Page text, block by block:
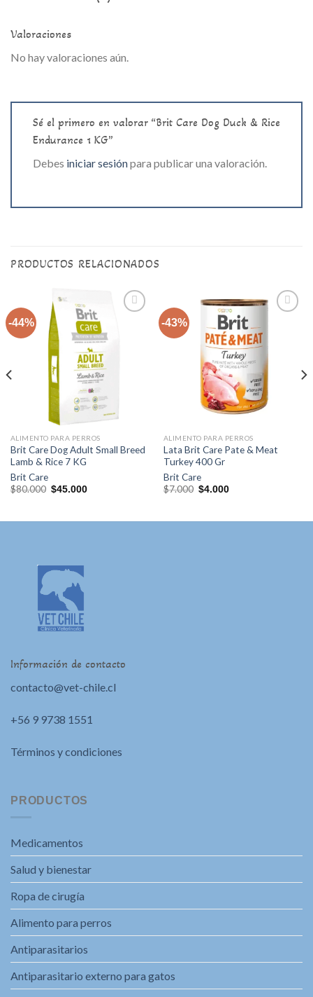
Valoraciones
No hay valoraciones aún.
Sé el primero en valorar “Brit Care Dog Duck & Rice
Endurance 1 KG”
Debes iniciar sesiónpara publicar una valoración.
PRODUCTOS RELACIONADOS
-44%
ALIMENTO PARA PERROS
Brit Care Dog Adult Small Breed
Lamb & Rice 7 KG
Brit Care
$80.000 El
$80.000.
$45.000El
$45.000.
-43%
a la lista
deseos
ALIMENTO PARA PERROS
Lata Brit Care Pate & Meat
Turkey 400 Gr
Brit Care
$7.000 El
$7.000.
$4.000El
$4.000.
Información de contacto
contacto@vet-chile.cl
+56 9 9738 1551
Términos y condiciones
PRODUCTOS
Medicamentos
Salud y bienestar
Ropa de cirugía
Alimento para perros
Antiparasitarios
Antiparasitario externo para gatos